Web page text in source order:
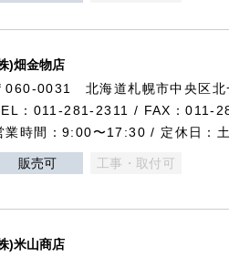
)畑金物店
060-0031 北海道札幌市中央区北
：011-281-2311 / FAX：011-
業時間：9:00〜17:30 / 定休日：
販売可 工事・取付可
)米山商店